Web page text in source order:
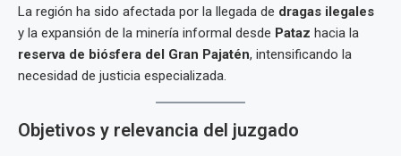
La región ha sido afectada por la llegada de dragas ilegales
y la expansión de la minería informal desde Pataz hacia la
reserva de biósfera del Gran Pajatén, intensificando la
necesidad de justicia especializada.
Objetivos y relevancia del juzgado